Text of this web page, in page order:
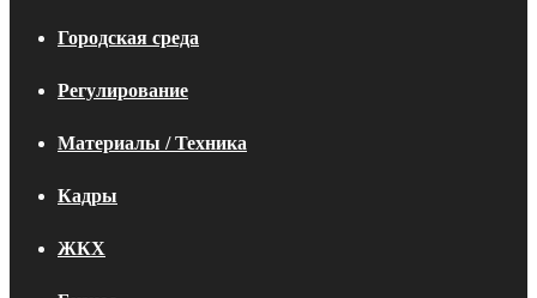
Городская среда
Регулирование
Материалы / Техника
Кадры
ЖКХ